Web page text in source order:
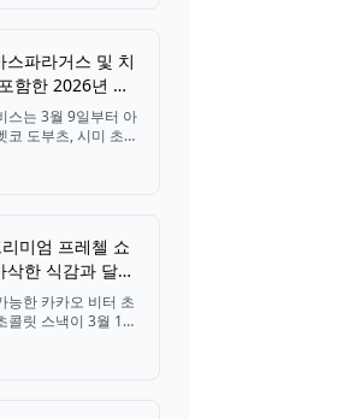
파라거스 및 치
함한 2026년 봄/
발표
스는 3월 9일부터 아
코 도부츠, 시미 초코
, 케이크 비스킷 라
2026년 봄/여름 제
미엄 프레첼 쇼
한 식감과 달콤
능한 카카오 비터 초
콜릿 스낵이 3월 10
장에서 판매됩니